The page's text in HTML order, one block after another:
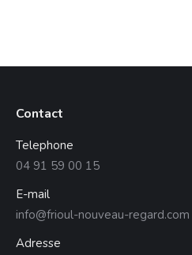
Contact
Telephone
04 91 59 00 15
E-mail
info@frioul-nouveau-regard.com
Adresse